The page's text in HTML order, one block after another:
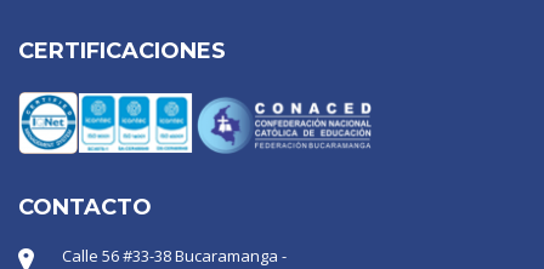
CERTIFICACIONES
CONTACTO
Calle 56 #33-38 Bucaramanga -